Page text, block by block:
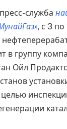
служба
, с 3
в группу
Ойл